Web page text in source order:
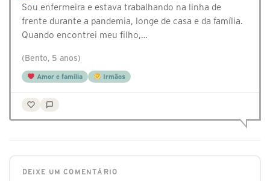
Sou enfermeira e estava trabalhando na linha de
frente durante a pandemia, longe de casa e da família.
Quando encontrei meu filho,…
(Bento, 5 anos)
Amor e família Irmãos
DEIXE UM COMENTÁRIO